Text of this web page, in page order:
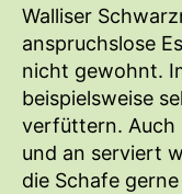
Walliser
anspruchslose
nicht gewohnt.
beispielsweise
verfüttern. Auch
und an serviert
die Schafe